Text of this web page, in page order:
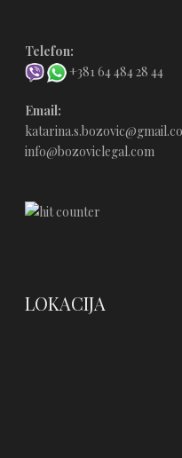
Telefon:
+381 64 484 28 44
Email:
info@bozoviclegal.com
LOKACIJA